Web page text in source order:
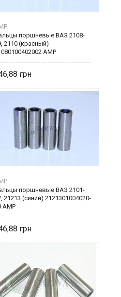
поршневые ВАЗ 2108-
2110 (красный)
AMP
поршневые ВАЗ 2101-
21213 (синий) 2121301004020-
AMP